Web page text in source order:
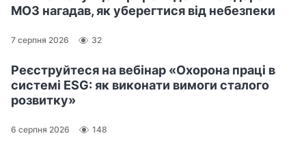
МОЗ нагадав, як уберегтися від небезпеки
7 серпня 2026 32
Реєструйтеся на вебінар «Охорона праці в
системі ESG: як виконати вимоги сталого
розвитку»
6 серпня 2026 148